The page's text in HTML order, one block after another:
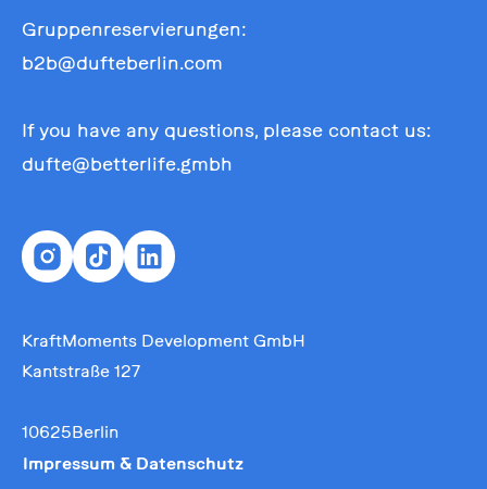
Gruppenreservierungen:
b2b@dufteberlin.com
If you have any questions, please contact us:
dufte@betterlife.gmbh
KraftMoments Development GmbH
Kantstraße 127
10625Berlin
Impressum & Datenschutz